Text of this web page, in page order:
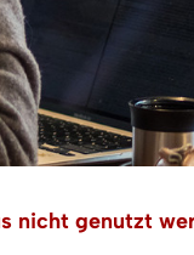
nicht genutzt